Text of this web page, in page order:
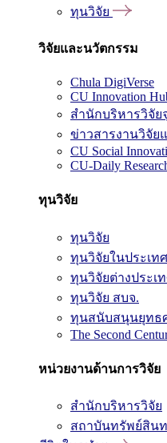
ทุนวิจัย
วิจัยและนวัตกรรม
Chula DigiVerse
CU Innovation
สำนักบริหารวิจัย
ข่าวสารงานวิจัย
CU Social
CU-Daily
ทุนวิจัย
ทุนวิจัย
ทุนวิจัยในประเทศ
ทุนวิจัยต่างประเ
ทุนวิจัย สบจ.
ทุนสนับสนุนยุทธ
The Second
หน่วยงานด้านการวิจัย
สำนักบริหารวิจัย
สถาบันทรัพย์สิน